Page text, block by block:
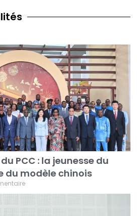
PCC : la jeunesse du
du modèle chinois